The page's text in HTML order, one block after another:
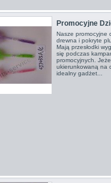
Promocyjne
Nasze promocyjne
drewna i pokryte
Mają przesłodki
się podczas
promocyjnych.
ukierunkowaną na
idealny gadżet...